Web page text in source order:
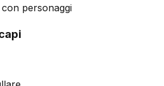
con personaggi